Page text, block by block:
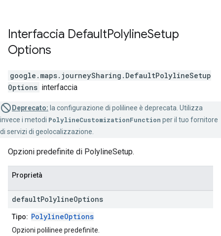
Interfaccia DefaultPolylineSetup
Options
google.maps.journeySharing . DefaultPolylineSetup
Options interfaccia
Deprecato: la configurazione di polilinee è deprecata. Utilizza
invece i metodi PolylineCustomizationFunction per il tuo fornitore
di servizi di geolocalizzazione.
Opzioni predefinite di PolylineSetup.
Proprietà
defaultPolylineOptions
Tipo: PolylineOptions
Opzioni polilinee predefinite.